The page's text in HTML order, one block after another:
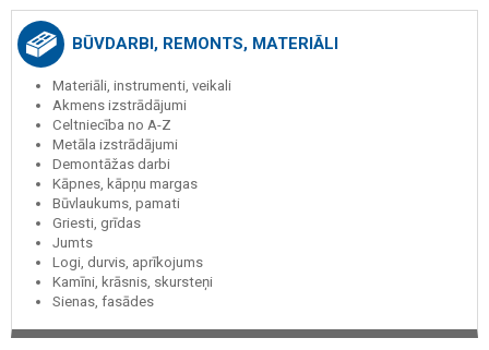
BŪVDARBI, REMONTS, MATERIĀLI
Materiāli, instrumenti, veikali
Akmens izstrādājumi
Celtniecība no A-Z
Metāla izstrādājumi
Demontāžas darbi
Kāpnes, kāpņu margas
Būvlaukums, pamati
Griesti, grīdas
Jumts
Logi, durvis, aprīkojums
Kamīni, krāsnis, skursteņi
Sienas, fasādes